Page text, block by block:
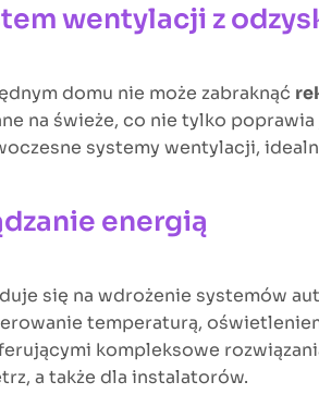
wentylacji z
domu nie może zabraknąć
na świeże, co nie tylko
systemy wentylacji,
energią
się na wdrożenie systemów
temperaturą,
kompleksowe
a także dla instalatorów.